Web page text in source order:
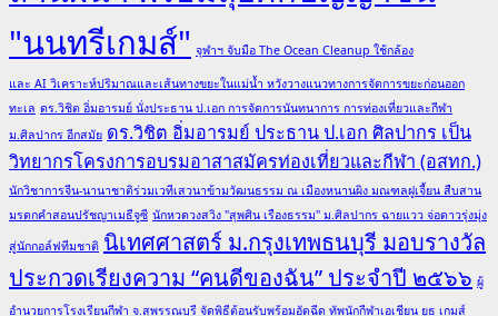
"นนทรีเกมส์" จุฬาฯ จับมือ The Ocean Cleanup ใช้กล้อง
และ AI วิเคราะห์ปริมาณและเส้นทางขยะในแม่น้ำ หวังวางแนวทางการจัดการขยะก่อนออก
ทะเล ดร.วิชิต อิ่มอารมย์ นั่งประธาน ป.เอก การจัดการนันทนาการ การท่องเที่ยวและกีฬา
ม.ศิลปากร อีกสมัย ดร.วิชิต อิ่มอารมย์ ประธาน ป.เอก ศิลปากร เป็น
วิทยากรโครงการอบรมอาสาสมัครท่องเที่ยวและกีฬา (อสทก.)
นักวิชาการจีน-นานาชาติร่วมเวทีเสวนาข้ามวัฒนธรรม ณ เมืองหนานผิง มณฑลฝูเจี้ยน สืบสาน
มรดกคำสอนปรัชญาเมธีจูซี นักหวดวงสวิง "สุพศิน เรืองธรรม" ม.ศิลปากร ฉายแวว จ่อดาวรุ่งมุ่ง
สู่นักกอล์ฟทีมชาติ นิเทศศาสตร์ ม.กรุงเทพธนบุรี มอบรางวัล
ประกวดเรียงความ “คนดีของฉัน” ประจำปี ๒๕๖๖ ผู้
อำนวยการโรงเรียนกีฬา จ.สุพรรณบุรี จัดพิธีต้อนรับพร้อมอัดฉีด ทัพนักกีฬาเอเชียน ยูธ เกมส์